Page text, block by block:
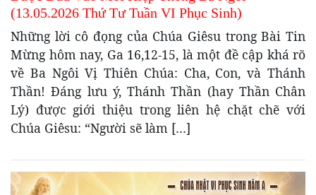
(13.05.2026 Thứ Tư Tuần VI Phục Sinh)
Những lời cô đọng của Chúa Giêsu trong Bài Tin
Mừng hôm nay, Ga 16,12-15, là một đề cập khá rõ
về Ba Ngôi Vị Thiên Chúa: Cha, Con, và Thánh
Thần! Đáng lưu ý, Thánh Thần (hay Thần Chân
Lý) được giới thiệu trong liên hệ chặt chẽ với
Chúa Giêsu: “Người sẽ làm […]